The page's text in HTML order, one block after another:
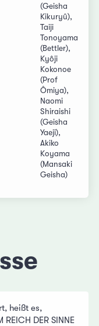
(Geisha
Kikuryû),
Taiji
Tonoyama
(Bettler),
Kyôji
Kokonoe
(Prof
Ômiya),
Naomi
Shiraishi
(Geisha
Yaeji),
Akiko
Koyama
(Mansaki
Geisha)
heißt es,
DER SINNE